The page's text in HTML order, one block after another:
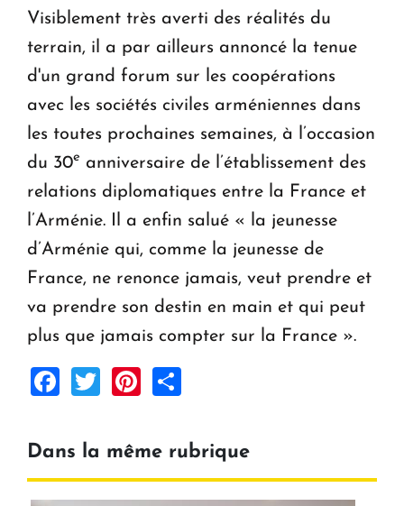
Visiblement très averti des réalités du
terrain, il a par ailleurs annoncé la tenue
d'un grand forum sur les coopérations
avec les sociétés civiles arméniennes dans
les toutes prochaines semaines, à l’occasion
du 30e anniversaire de l’établissement des
relations diplomatiques entre la France et
l’Arménie. Il a enfin salué « la jeunesse
d’Arménie qui, comme la jeunesse de
France, ne renonce jamais, veut prendre et
va prendre son destin en main et qui peut
plus que jamais compter sur la France ».
Facebook
TwitterPinterest
Dans la même rubrique